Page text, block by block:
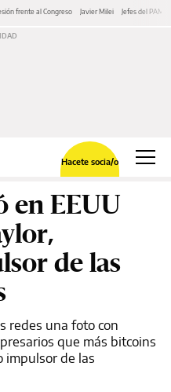
frente al Congreso Javier Milei Jefes del PAMI
Hacete socia/o
en EEUU
de las
redes una foto con
que más bitcoins
impulsor de las